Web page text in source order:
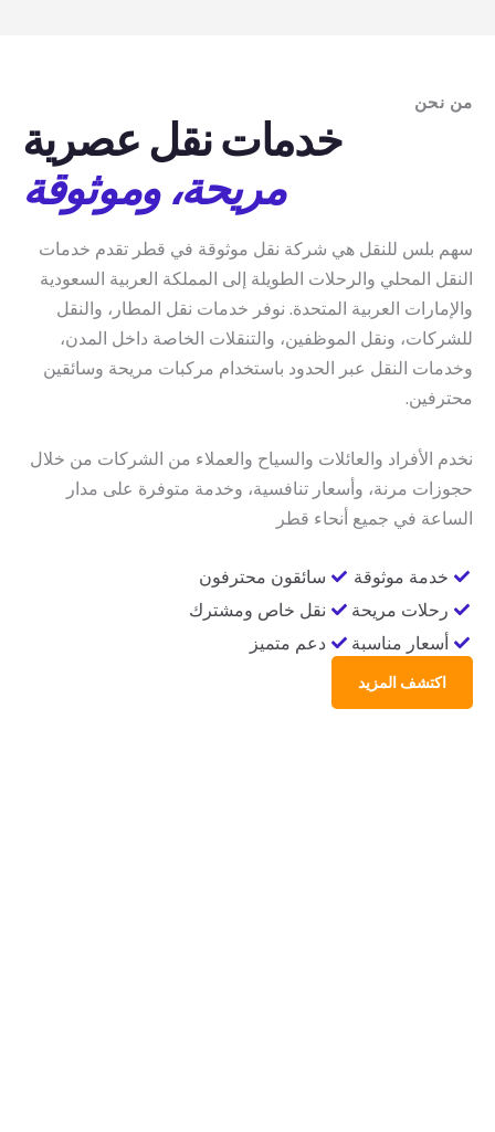
من نحن
خدمات نقل عصرية
مريحة، وموثوقة
سهم بلس للنقل هي شركة نقل موثوقة في قطر تقدم خدمات
النقل المحلي والرحلات الطويلة إلى المملكة العربية السعودية
والإمارات العربية المتحدة. نوفر خدمات نقل المطار، والنقل
للشركات، ونقل الموظفين، والتنقلات الخاصة داخل المدن،
وخدمات النقل عبر الحدود باستخدام مركبات مريحة وسائقين
محترفين.
نخدم الأفراد والعائلات والسياح والعملاء من الشركات من خلال
حجوزات مرنة، وأسعار تنافسية، وخدمة متوفرة على مدار
الساعة في جميع أنحاء قطر
خدمة موثوقة
رحلات مريحة
أسعار مناسبة
سائقون محترفون
نقل خاص ومشترك
دعم متميز
اكتشف المزيد